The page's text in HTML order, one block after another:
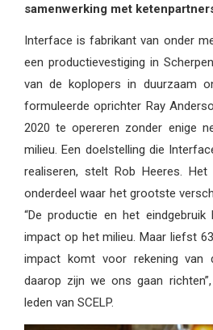
samenwerking met
Interface is fabrikant van onder
een productievestiging in
van de koplopers in duurzaam
formuleerde oprichter Ray
2020 te opereren zonder enige
milieu. Een doelstelling die
realiseren, stelt Rob Heeres.
onderdeel waar het grootste
“De productie en het
impact op het milieu. Maar liefst
impact komt voor rekening van
daarop zijn we ons gaan
leden van SCELP.